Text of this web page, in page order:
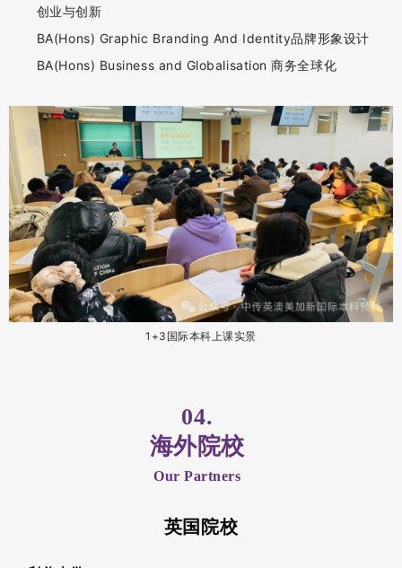
创业与创新
BA(Hons) Graphic Branding And Identity品牌形象设计
BA(Hons) Business and Globalisation 商务全球化
1+3国际本科上课实景
04.
海外院校
Our Partners
英国院校